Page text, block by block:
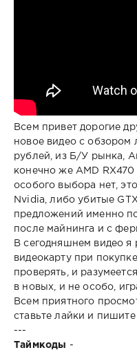
Всем привет дорогие
новое видео с
рублей, из Б/У рынка,
конечно же AMD
особого выбора нет,
Nvidia, либо убитые
предложений именно
после майнинга и с
В сегодняшнем видео я
видеокарту при
проверять, и
в новых, и не особо,
Всем приятного
ставьте лайки и
---
Таймкоды -